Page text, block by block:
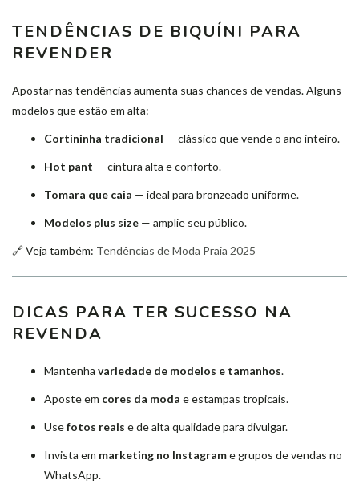
TENDÊNCIAS DE BIQUÍNI PARA
REVENDER
Apostar nas tendências aumenta suas chances de vendas. Alguns
modelos que estão em alta:
Cortininha tradicional — clássico que vende o ano inteiro.
Hot pant — cintura alta e conforto.
Tomara que caia — ideal para bronzeado uniforme.
Modelos plus size — amplie seu público.
🔗 Veja também: Tendências de Moda Praia 2025
DICAS PARA TER SUCESSO NA
REVENDA
Mantenha variedade de modelos e tamanhos.
Aposte em cores da moda e estampas tropicais.
Usefotos reais e de alta qualidade para divulgar.
Invista em marketing no Instagrame grupos de vendas no
WhatsApp.